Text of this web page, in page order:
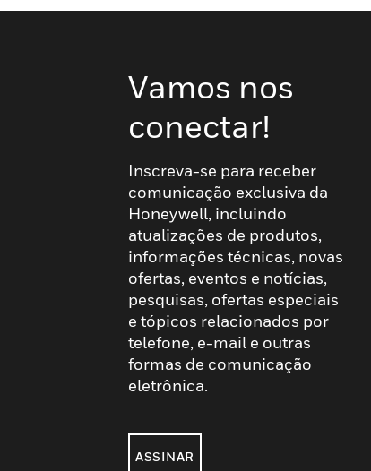
Vamos nos
conectar!
Inscreva-se para receber
comunicação exclusiva da
Honeywell, incluindo
atualizações de produtos,
informações técnicas, novas
ofertas, eventos e notícias,
pesquisas, ofertas especiais
e tópicos relacionados por
telefone, e-mail e outras
formas de comunicação
eletrônica.
ASSINAR